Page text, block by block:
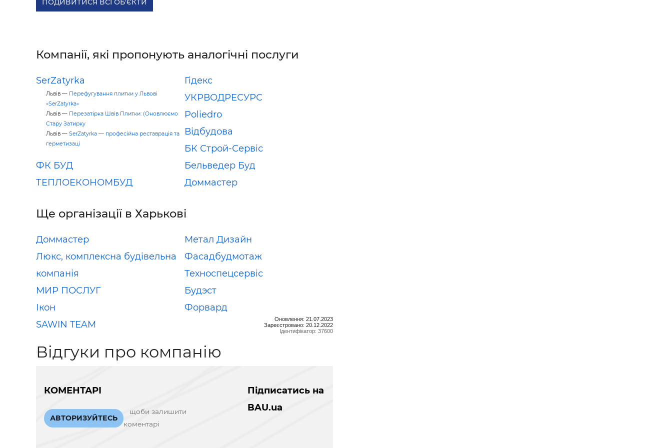
ПОДИВИТИСЯ ВСІ ОБ'ЄКТИ
Компанії, які пропонують аналогічні послуги
SerZatyrka
Львів — Перефугування плитки у Львові
«SerZatyrka»
Львів — Перезатірка Швів Плитки: (Оновлюємо
Стару Затирку
Львів — SerZatyrka — професійна реставрація та
герметизаці
Гідекс
УКРВОДРЕСУРС
Poliedro
Відбудова
БК Строй-Сервіс
ФК БУД
Бельведер Буд
ТЕПЛОЕКОНОМБУД
Доммастер
Ще організації в Харькові
Доммастер
Метал Дизайн
Люкс, комплексна будівельна
компанія
Фасадбудмотаж
Техноспецсервіс
МИР ПОСЛУГ
Будэст
Ікон
Форвард
SAWIN TEAM
Оновлення: 21.07.2023
Зареєстровано: 20.12.2022
Ідентифікатор: 37600
Відгуки про компанію
КОМЕНТАРІ
АВТОРИЗУЙТЕСЬ
щоби залишити
коментарі
Підписатись на
BAU.ua